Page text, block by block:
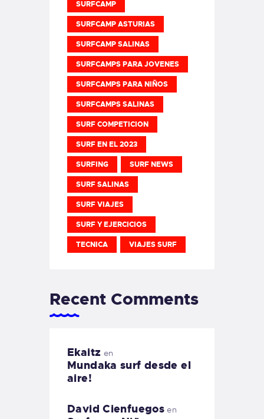
SURFCAMP
SURFCAMP ASTURIAS
SURFCAMP SALINAS
SURFCAMPS PARA JOVENES
SURFCAMPS PARA NIÑOS
SURFCAMPS SALINAS
SURF COMPETICION
SURF EN EL 2023
SURFING SURF NEWS
SURF SALINAS
SURF VIAJES
SURF Y EJERCICIOS
TECNICA VIAJES SURF
Recent Comments
Ekaitz en
Mundaka surf desde el
aire!
David Cienfuegos en